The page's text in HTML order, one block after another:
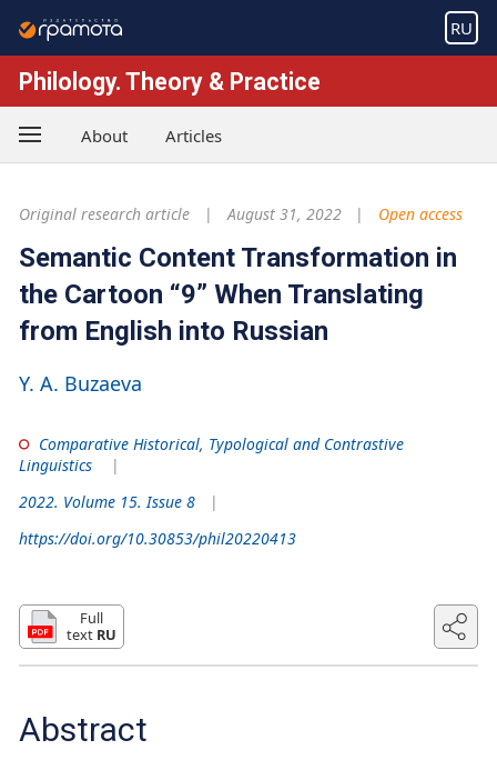
RU
Philology. Theory & Practice
About Articles
Original research article August 31, 2022 Open access
Semantic Content Transformation in
the Cartoon “9” When Translating
from English into Russian
Y. A. Buzaeva
Comparative Historical, Typological and Contrastive
Linguistics
2022. Volume 15. Issue 8
https://doi.org/10.30853/phil20220413
Full
text RU
Abstract